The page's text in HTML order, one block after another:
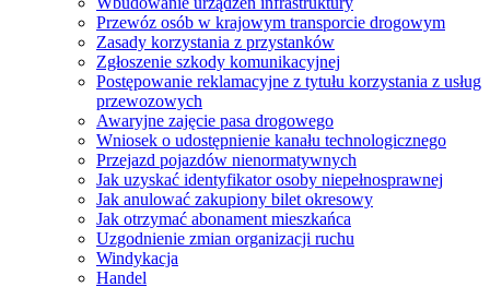
Przewóz osób w krajowym transporcie drogowym
Zasady korzystania z przystanków
Zgłoszenie szkody komunikacyjnej
Postępowanie reklamacyjne z tytułu korzystania z usług
przewozowych
Awaryjne zajęcie pasa drogowego
Wniosek o udostępnienie kanału technologicznego
Przejazd pojazdów nienormatywnych
Jak uzyskać identyfikator osoby niepełnosprawnej
Jak anulować zakupiony bilet okresowy
Jak otrzymać abonament mieszkańca
Uzgodnienie zmian organizacji ruchu
Windykacja
Handel